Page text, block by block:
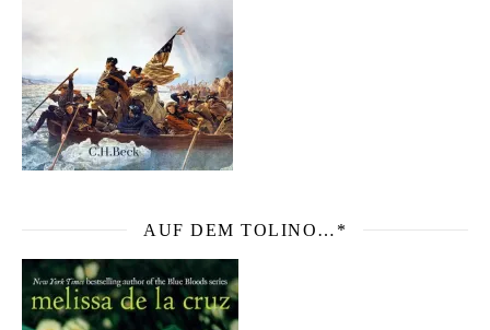
AUF DEM TOLINO…*